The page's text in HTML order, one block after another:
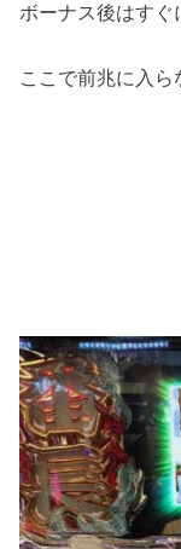
ボーナス後はすぐ
ここで前兆に入ら